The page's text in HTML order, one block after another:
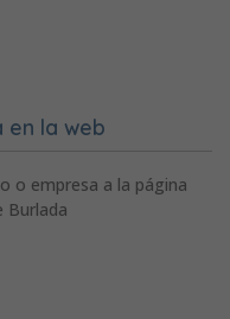
en la web
o empresa a la página
Burlada